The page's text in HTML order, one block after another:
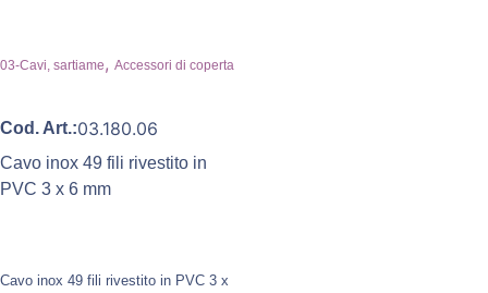
03-Cavi, sartiame, Accessori di coperta
Cod. Art.:03.180.06
Cavo inox 49 fili rivestito in
PVC 3 x 6 mm
Cavo inox 49 fili rivestito in PVC 3 x